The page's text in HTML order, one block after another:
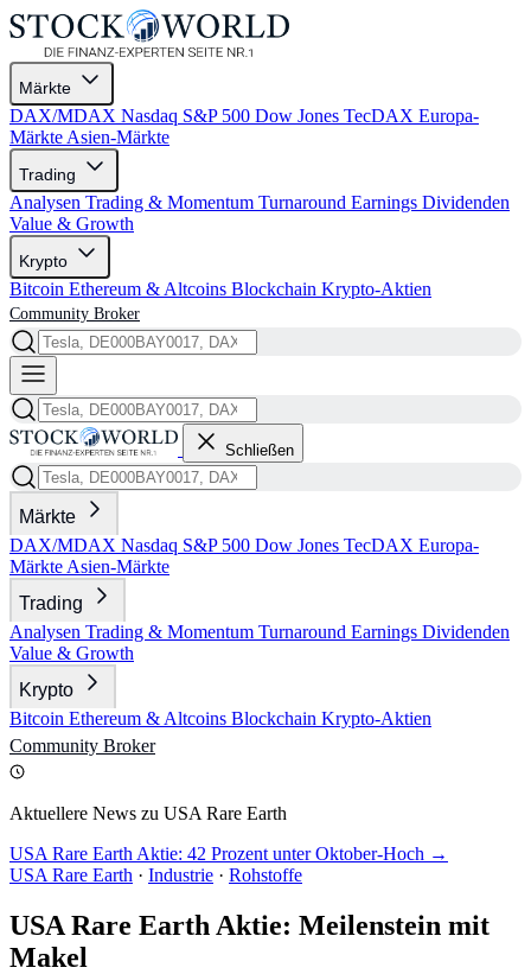
Märkte
DAX/MDAX Nasdaq S&P 500 Dow Jones TecDAX Europa-
Märkte Asien-Märkte
Trading
Analysen Trading & Momentum Turnaround Earnings Dividenden
Value & Growth
Krypto
Bitcoin Ethereum & Altcoins Blockchain Krypto-Aktien
Community Broker
Schließen
Märkte
DAX/MDAX Nasdaq S&P 500 Dow Jones TecDAX Europa-
Märkte Asien-Märkte
Trading
Analysen Trading & Momentum Turnaround Earnings Dividenden
Value & Growth
Krypto
Bitcoin Ethereum & Altcoins Blockchain Krypto-Aktien
Community Broker
Aktuellere News zu USA Rare Earth
USA Rare Earth Aktie: 42 Prozent unter Oktober-Hoch →
USA Rare Earth · Industrie · Rohstoffe
USA Rare Earth Aktie: Meilenstein mit
Makel